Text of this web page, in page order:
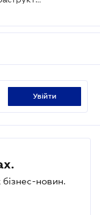
увійти
бізнес-новин.